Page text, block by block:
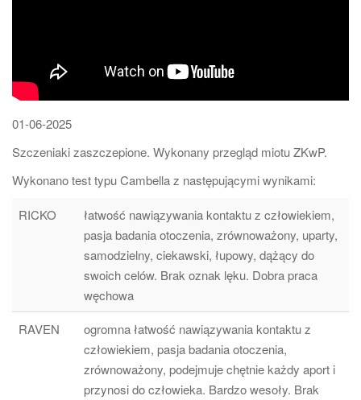
01-06-2025
Szczeniaki zaszczepione. Wykonany przegląd miotu ZKwP.
Wykonano test typu Cambella z następującymi wynikami:
RICKO
łatwość nawiązywania kontaktu z człowiekiem,
pasja badania otoczenia, zrównoważony, uparty,
samodzielny, ciekawski, łupowy, dążący do
swoich celów. Brak oznak lęku. Dobra praca
węchowa
RAVEN
ogromna łatwość nawiązywania kontaktu z
człowiekiem, pasja badania otoczenia,
zrównoważony, podejmuje chętnie każdy aport i
przynosi do człowieka. Bardzo wesoły. Brak